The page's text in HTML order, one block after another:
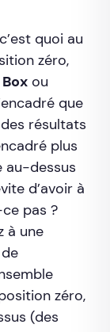
quoi au
zéro,
ou
que
résultats
plus
au-dessus
d’avoir à
pas ?
à une
zéro,
(des